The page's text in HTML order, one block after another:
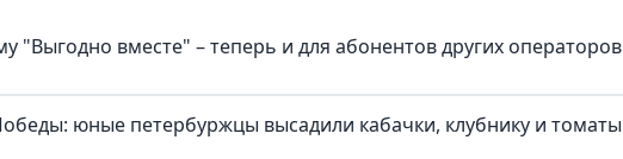
"Выгодно вместе" – теперь и для абонентов других операторов
юные петербуржцы высадили кабачки, клубнику и томаты